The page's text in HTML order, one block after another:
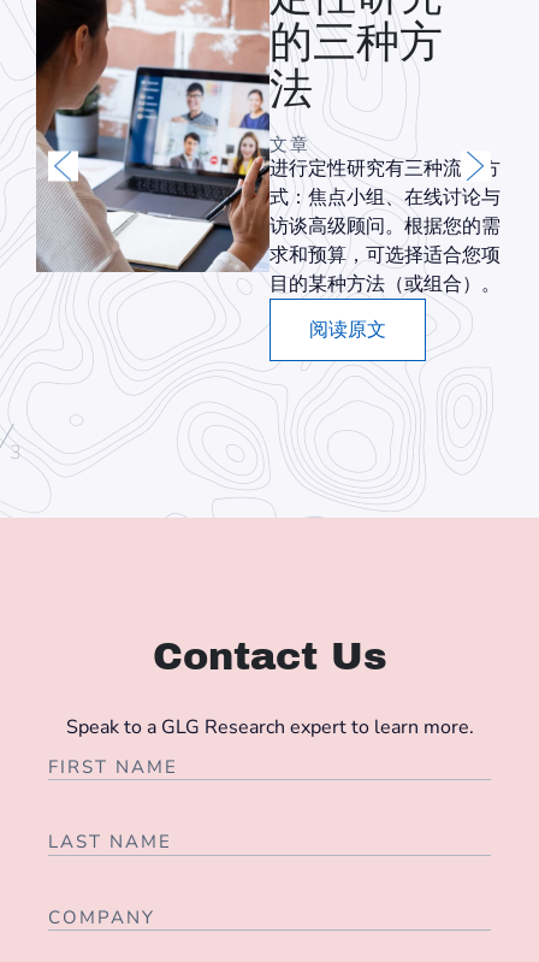
的三种方
法
文章
进行定性研究有三种流行方
式：焦点小组、在线讨论与
访谈高级顾问。根据您的需
求和预算，可选择适合您项
目的某种方法（或组合）。
阅读原文
3
Contact Us
Speak to a GLG Research expert to learn more.